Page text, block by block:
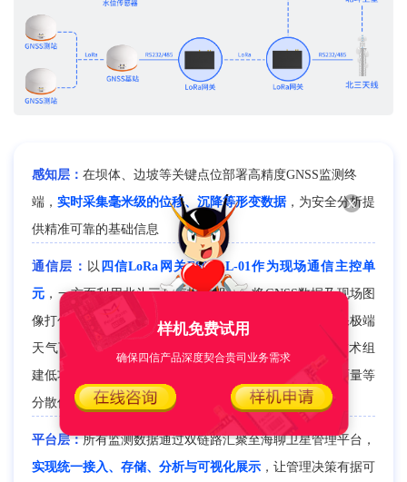
感知层： 在坝体、边坡等关键点位部署高精度GNSS监测终
端， 实时采集毫米级的位移、沉降等形变数据，为安全分析提
供精准可靠的基础信息
通信层： 以 四信LoRa网关F8926-L-01作为现场通信主控单
元 ，一方面利用北斗三号短报文服务，将GNSS数据及现场图
像打包通过卫星直传指挥中心，不受地面网络限制，确保极端
天气下的通信“生命线”；另一方面在库区内通过LoRa技术组
建低功耗、广覆盖的无线传感网络，汇聚渗压、水位、雨量等
分散传感器数据至通信主站，实现双链路协同保障
平台层：所有监测数据通过双链路汇聚至海聊卫星管理平台，
实现统一接入、存储、分析与可视化展示 ，让管理决策有据可
样机免费试用
确保四信产品深度契合贵司业务需求